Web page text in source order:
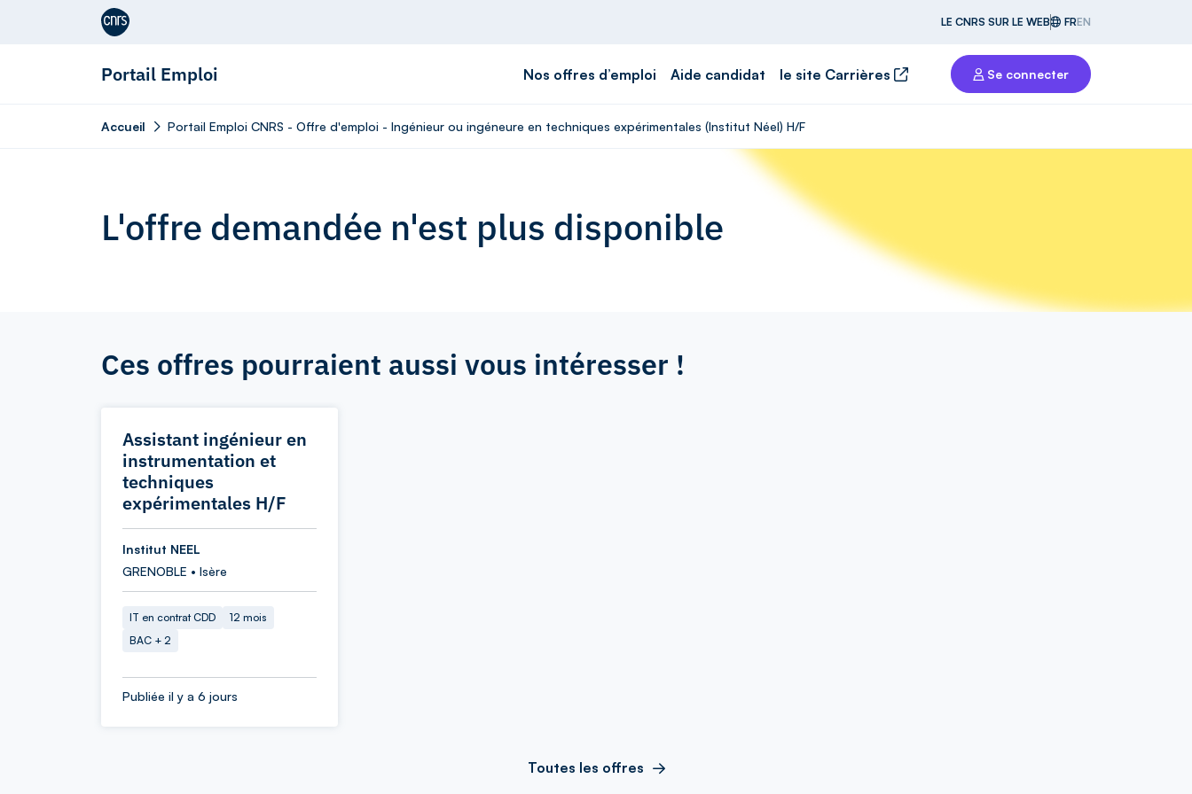
Aller au contenu
LE CNRS SUR LE WEB FREN
Portail Emploi Nos offres d’emploi Aide candidat le site Carrières Se connecter
Accueil Portail Emploi CNRS - Offre d'emploi - Ingénieur ou ingéneure en techniques expérimentales (Institut Néel) H/F
L'offre demandée n'est plus disponible
Ces offres pourraient aussi vous intéresser !
Assistant ingénieur en
instrumentation et
techniques
expérimentales H/F
Institut NEEL
GRENOBLE • Isère
IT en contrat CDD
12 mois
BAC + 2
Publiée il y a 6 jours
Toutes les offres